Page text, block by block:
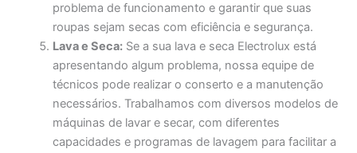
problema de funcionamento e garantir que suas
roupas sejam secas com eficiência e segurança.
Lava e Seca: Se a sua lava e seca Electrolux está
apresentando algum problema, nossa equipe de
técnicos pode realizar o conserto e a manutenção
necessários. Trabalhamos com diversos modelos de
máquinas de lavar e secar, com diferentes
capacidades e programas de lavagem para facilitar a